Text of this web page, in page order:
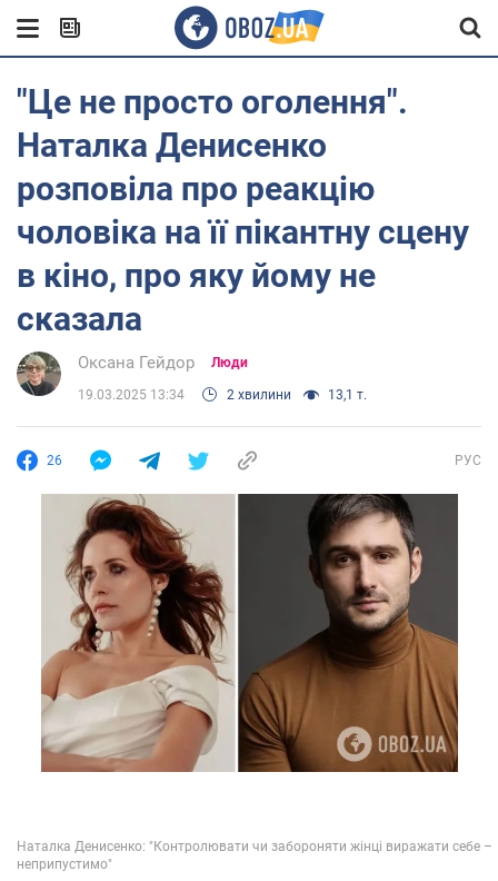
"Це не просто оголення".
Наталка Денисенко
розповіла про реакцію
чоловіка на її пікантну сцену
в кіно, про яку йому не
сказала
Оксана Гейдор Люди
19.03.2025 13:34 2 хвилини 13,1 т.
26 РУС